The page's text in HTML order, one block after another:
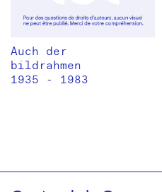
Auch der
bildrahmen
1935 - 1983